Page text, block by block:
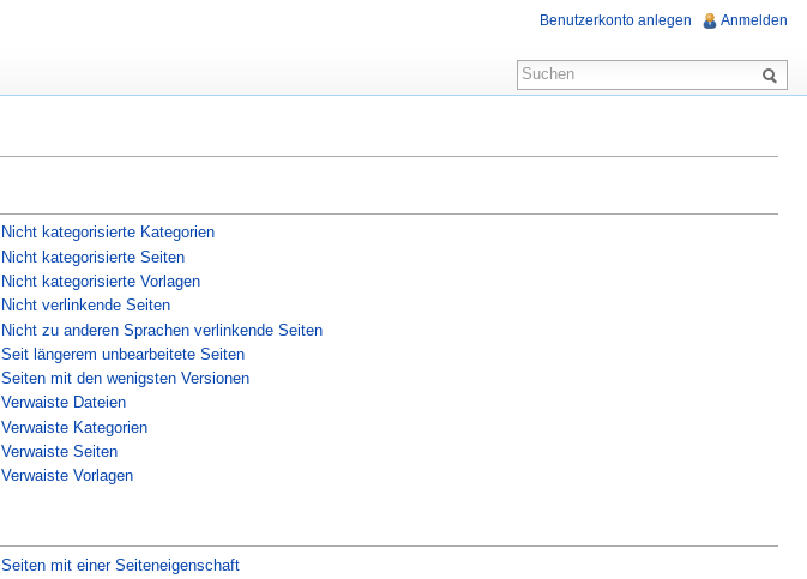
Nicht kategorisierte Kategorien
Nicht kategorisierte Seiten
Nicht kategorisierte Vorlagen
Nicht verlinkende Seiten
Nicht zu anderen Sprachen verlinkende Seiten
Seit längerem unbearbeitete Seiten
Seiten mit den wenigsten Versionen
Verwaiste Dateien
Verwaiste Kategorien
Verwaiste Seiten
Verwaiste Vorlagen
Seiten mit einer Seiteneigenschaft
Benutzerkonto anlegen Anmelden